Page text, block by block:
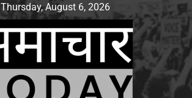
Thursday, August 6, 2026